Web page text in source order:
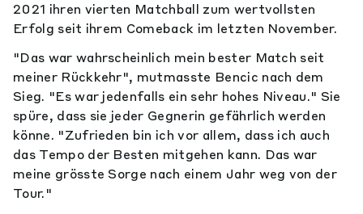
2021 ihren vierten Matchball zum wertvollsten
Erfolg seit ihrem Comeback im letzten November.
"Das war wahrscheinlich mein bester Match seit
meiner Rückkehr", mutmasste Bencic nach dem
Sieg. "Es war jedenfalls ein sehr hohes Niveau." Sie
spüre, dass sie jeder Gegnerin gefährlich werden
könne. "Zufrieden bin ich vor allem, dass ich auch
das Tempo der Besten mitgehen kann. Das war
meine grösste Sorge nach einem Jahr weg von der
Tour."